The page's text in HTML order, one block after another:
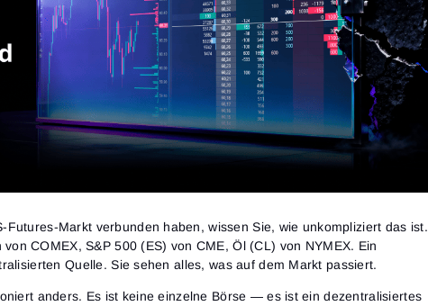
Futures-Markt verbunden haben, wissen Sie, wie unkompliziert das ist.
COMEX, S&P 500 (ES) von CME, Öl (CL) von NYMEX. Ein
Quelle. Sie sehen alles, was auf dem Markt passiert.
anders. Es ist keine einzelne Börse — es ist ein dezentralisiertes